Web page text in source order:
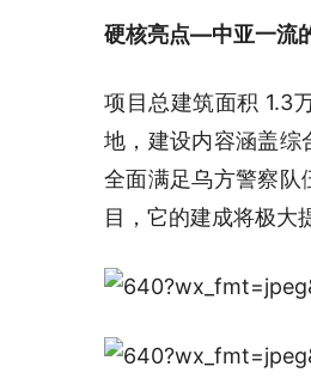
硬核亮点—中亚一流
项目总建筑面积 1.3
地，建设内容涵盖综
全面满足乌方警察队
目，它的建成将极大